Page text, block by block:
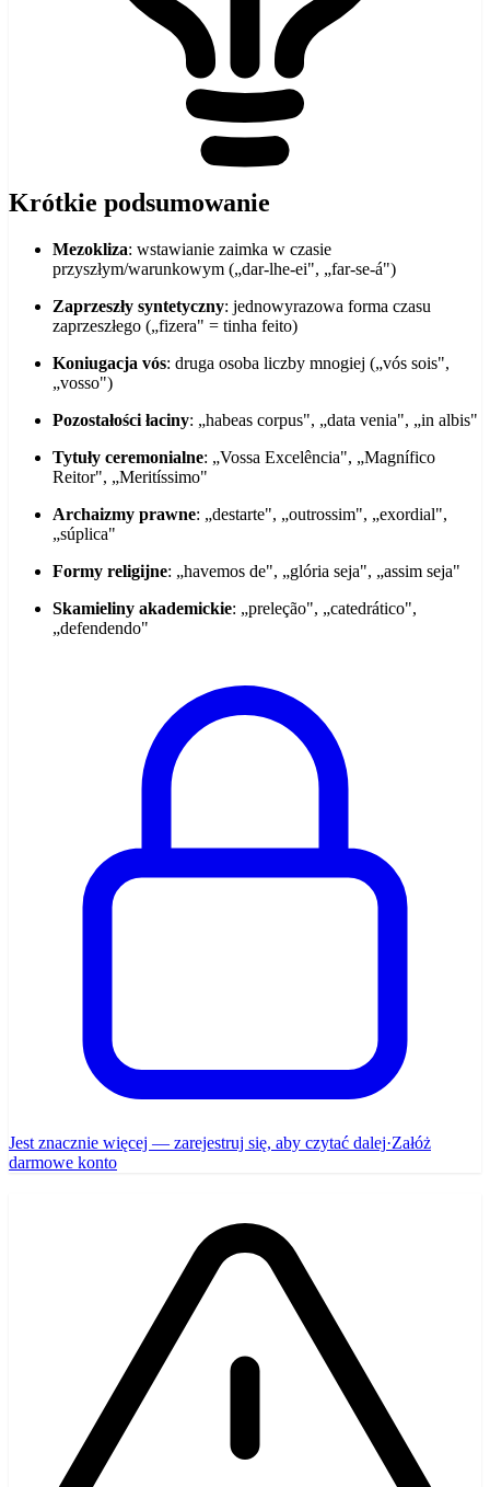
Krótkie podsumowanie
Mezokliza: wstawianie zaimka w czasie
przyszłym/warunkowym („dar-lhe-ei", „far-se-á")
Zaprzeszły syntetyczny: jednowyrazowa forma czasu
zaprzeszłego („fizera" = tinha feito)
Koniugacja vós: druga osoba liczby mnogiej („vós sois",
„vosso")
Pozostałości łaciny: „habeas corpus", „data venia", „in albis"
Tytuły ceremonialne: „Vossa Excelência", „Magnífico
Reitor", „Meritíssimo"
Archaizmy prawne: „destarte", „outrossim", „exordial",
„súplica"
Formy religijne: „havemos de", „glória seja", „assim seja"
Skamieliny akademickie: „preleção", „catedrático",
„defendendo"
Jest znacznie więcej — zarejestruj się, aby czytać dalej·Załóż
darmowe konto